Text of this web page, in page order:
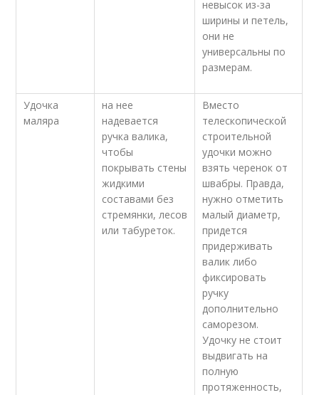
невысок из-за
ширины и петель,
они не
универсальны по
размерам.
Удочка
маляра
на нее
надевается
ручка валика,
чтобы
покрывать стены
жидкими
составами без
стремянки, лесов
или табуреток.
Вместо
телескопической
строительной
удочки можно
взять черенок от
швабры. Правда,
нужно отметить
малый диаметр,
придется
придерживать
валик либо
фиксировать
ручку
дополнительно
саморезом.
Удочку не стоит
выдвигать на
полную
протяженность,